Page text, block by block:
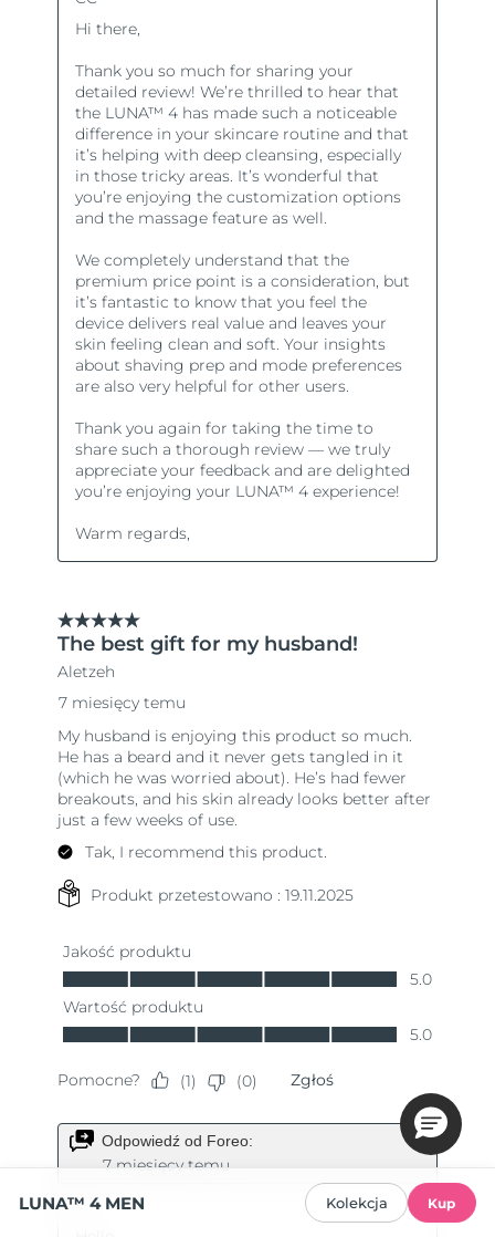
LUNA™ 4 MEN Kolekcja Kup